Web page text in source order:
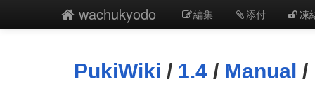
wachukyodo 編集 添付 凍
PukiWiki / 1.4 / Manual /